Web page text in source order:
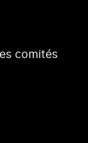
comités